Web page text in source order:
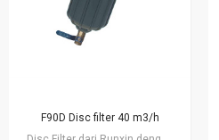
F90D Disc filter 40 m3/h